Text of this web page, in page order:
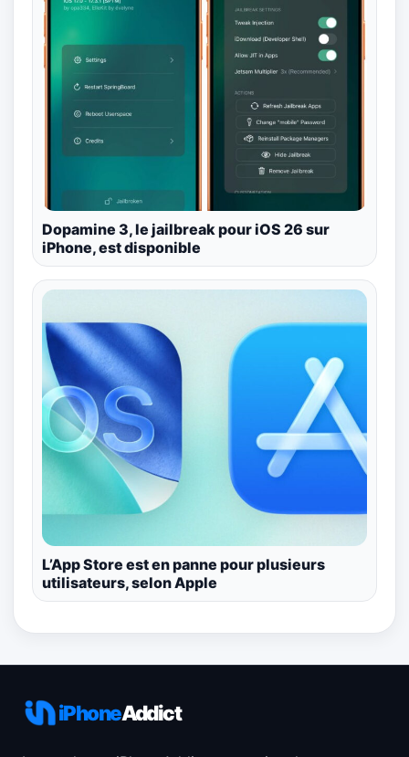
Dopamine 3, le jailbreak pour iOS 26 sur
iPhone, est disponible
L’App Store est en panne pour plusieurs
utilisateurs, selon Apple
iPhoneAddict